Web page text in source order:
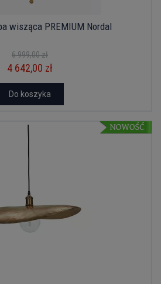
wisząca PREMIUM Nordal
6 999,00 zł
4 642,00 zł
Do koszyka